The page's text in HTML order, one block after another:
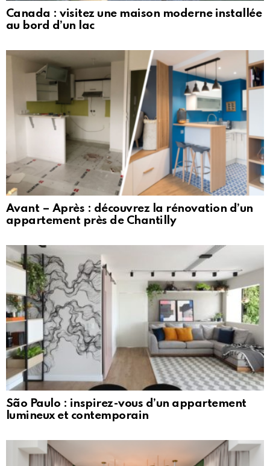
Canada : visitez une maison moderne installée
au bord d’un lac
Avant – Après : découvrez la rénovation d’un
appartement près de Chantilly
São Paulo : inspirez-vous d’un appartement
lumineux et contemporain